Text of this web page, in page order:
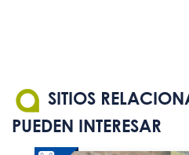
SITIOS
PUEDEN INTERESAR